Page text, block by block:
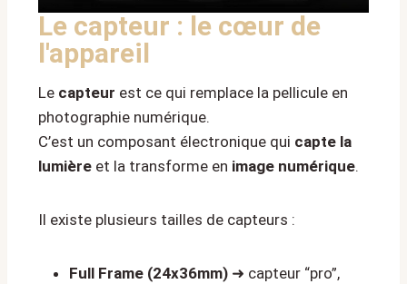
Le capteur : le cœur de
l'appareil
Le capteur est ce qui remplace la pellicule en
photographie numérique.
C’est un composant électronique qui capte la
lumière et la transforme en image numérique.
Il existe plusieurs tailles de capteurs :
Full Frame (24x36mm) ➜ capteur “pro”,